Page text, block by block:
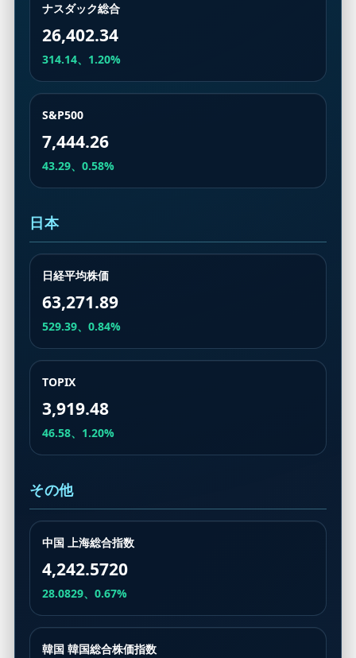
ナスダック総合
26,402.34
314.14、1.20%
S&P500
7,444.26
43.29、0.58%
日本
日経平均株価
63,271.89
529.39、0.84%
TOPIX
3,919.48
46.58、1.20%
その他
中国 上海総合指数
4,242.5720
28.0829、0.67%
韓国 韓国総合株価指数